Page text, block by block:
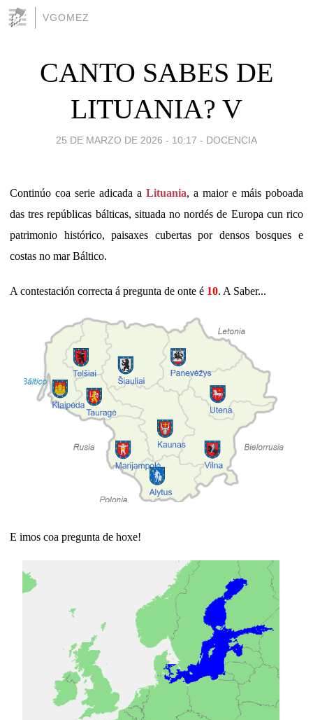
VGOMEZ
CANTO SABES DE
LITUANIA? V
25 DE MARZO DE 2026 - 10:17 - DOCENCIA
Continúo coa serie adicada a Lituania, a maior e máis poboada
das tres repúblicas bálticas, situada no nordés de Europa cun rico
patrimonio histórico, paisaxes cubertas por densos bosques e
costas no mar Báltico.
A contestación correcta á pregunta de onte é 10. A Saber...
E imos coa pregunta de hoxe!